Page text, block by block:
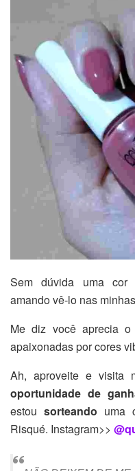
Sem dúvida uma cor
amando vê-lo nas minhas
Me diz você aprecia
apaixonadas por cores
Ah, aproveite e visita
oportunidade de
estousorteando uma
Risqué. Instagram>>